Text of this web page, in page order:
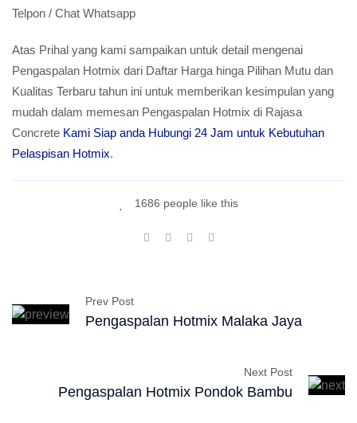
Telpon / Chat Whatsapp
Atas Prihal yang kami sampaikan untuk detail mengenai
Pengaspalan Hotmix dari Daftar Harga hinga Pilihan Mutu dan
Kualitas Terbaru tahun ini untuk memberikan kesimpulan yang
mudah dalam memesan Pengaspalan Hotmix di Rajasa
Concrete Kami Siap anda Hubungi 24 Jam untuk Kebutuhan
Pelaspisan Hotmix.
1686 people like this
Prev Post
Pengaspalan Hotmix Malaka Jaya
Next Post
Pengaspalan Hotmix Pondok Bambu